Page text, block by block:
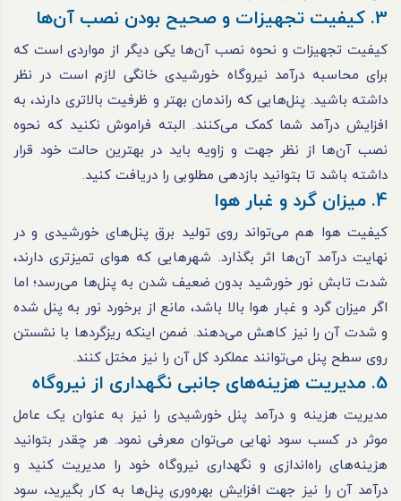
3. کیفیت تجهیزات و صحیح بودن نصب آن‌ها
کیفیت تجهیزات و نحوه نصب آن‌ها یکی دیگر از مواردی است که
برای محاسبه درآمد نیروگاه خورشیدی خانگی لازم است در نظر
داشته باشید. پنل‌هایی که راندمان بهتر و ظرفیت بالاتری دارند، به
افزایش درآمد شما کمک می‌کنند. البته فراموش نکنید که نحوه
نصب آن‌ها از نظر جهت و زاویه باید در بهترین حالت خود قرار
داشته باشد تا بتوانید بازدهی مطلوبی را دریافت کنید.
4. میزان گرد و غبار هوا
کیفیت هوا هم می‌تواند روی تولید برق پنل‌های خورشیدی و در
نهایت درآمد آن‌ها اثر بگذارد. شهرهایی که هوای تمیزتری دارند،
شدت تابش نور خورشید بدون ضعیف شدن به پنل‌ها می‌رسد؛ اما
اگر میزان گرد و غبار هوا بالا باشد، مانع از برخورد نور به پنل شده
و شدت آن را نیز کاهش می‌دهند. ضمن اینکه ریزگردها با نشستن
روی سطح پنل می‌توانند عملکرد کل آن را نیز مختل کنند.
5. مدیریت هزینه‌های جانبی نگهداری از نیروگاه
مدیریت هزینه و درآمد پنل خورشیدی را نیز به عنوان یک عامل
موثر در کسب سود نهایی می‌توان معرفی نمود. هر چقدر بتوانید
هزینه‌های راه‌اندازی و نگهداری نیروگاه خود را مدیریت کنید و
درآمد آن را نیز جهت افزایش بهره‌وری پنل‌ها به کار بگیرید، سود